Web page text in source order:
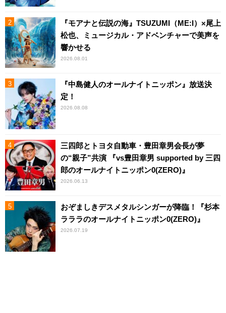
『モアナと伝説の海』TSUZUMI（ME:I）×尾上
松也、ミュージカル・アドベンチャーで美声を
響かせる
2026.08.01
『中島健人のオールナイトニッポン』放送決
定！
2026.08.08
三四郎とトヨタ自動車・豊田章男会長が夢
の“親子”共演 『vs豊田章男 supported by 三四
郎のオールナイトニッポン0(ZERO)』
2026.06.13
おぞましきデスメタルシンガーが降臨！『杉本
ラララのオールナイトニッポン0(ZERO)』
2026.07.19